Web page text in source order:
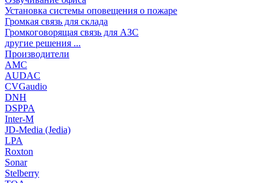
Установка системы оповещения о пожаре
Громкая связь для склада
Громкоговорящая связь для АЗС
другие решения ...
Производители
AMC
AUDAC
CVGaudio
DNH
DSPPA
Inter-M
JD-Media (Jedia)
LPA
Roxton
Sonar
Stelberry